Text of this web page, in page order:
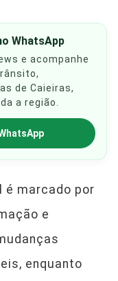
WhatsApp
e acompanhe
de Caieiras,
a região.
é marcado por
e
enquanto